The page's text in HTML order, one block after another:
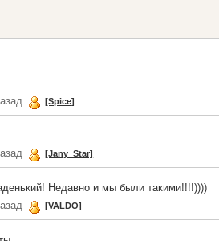
[Spice]
[Jany_Star]
Недавно и мы были такими!!!!))))
[VALDO]